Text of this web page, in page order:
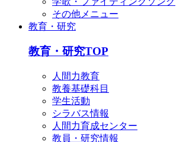
その他メニュー
教育・研究
教育・研究TOP
人間力教育
教養基礎科目
学生活動
シラバス情報
人間力育成センター
教員・研究情報